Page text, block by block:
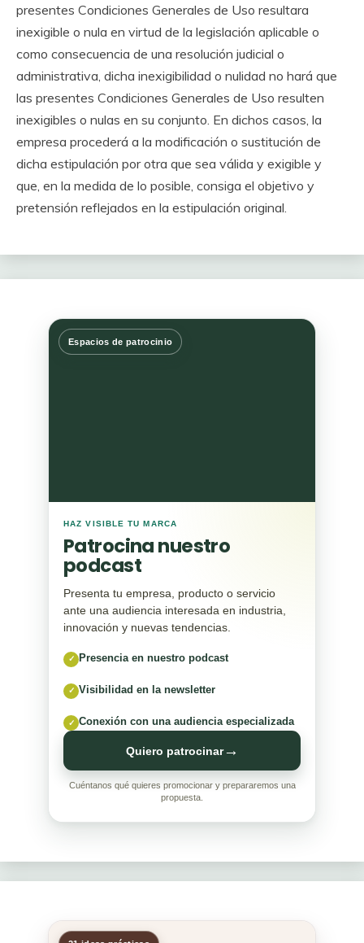
presentes Condiciones Generales de Uso resultara
inexigible o nula en virtud de la legislación aplicable o
como consecuencia de una resolución judicial o
administrativa, dicha inexigibilidad o nulidad no hará que
las presentes Condiciones Generales de Uso resulten
inexigibles o nulas en su conjunto. En dichos casos, la
empresa procederá a la modificación o sustitución de
dicha estipulación por otra que sea válida y exigible y
que, en la medida de lo posible, consiga el objetivo y
pretensión reflejados en la estipulación original.
Espacios de patrocinio
HAZ VISIBLE TU MARCA
Patrocina nuestro
podcast
Presenta tu empresa, producto o servicio
ante una audiencia interesada en industria,
innovación y nuevas tendencias.
✓ Presencia en nuestro podcast
✓ Visibilidad en la newsletter
✓ Conexión con una audiencia especializada
Quiero patrocinar→
Cuéntanos qué quieres promocionar y prepararemos una
propuesta.